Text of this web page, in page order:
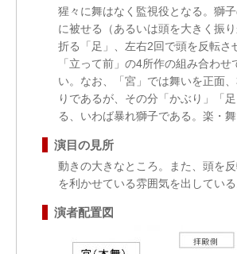
猩々に舞はなく監視役となる。獅
に被せる（あるいは頭を大きく振
折る「足」、左右2回で頭を反転さ
「立って前」の4所作の組み合わ
い。なお、「宮」では舞いを正面
りであるが、その分「かぶり」「
る、いわば暴れ獅子である。楽・
演目の見所
動きの大きなところ。また、頭を
を利かせている雰囲気を出している
演者配置図